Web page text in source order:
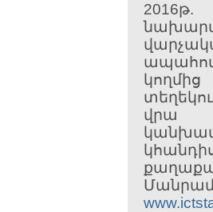
վրա